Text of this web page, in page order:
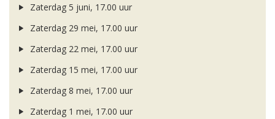
Zaterdag 5 juni, 17.00 uur
Zaterdag 29 mei, 17.00 uur
Zaterdag 22 mei, 17.00 uur
Zaterdag 15 mei, 17.00 uur
Zaterdag 8 mei, 17.00 uur
Zaterdag 1 mei, 17.00 uur